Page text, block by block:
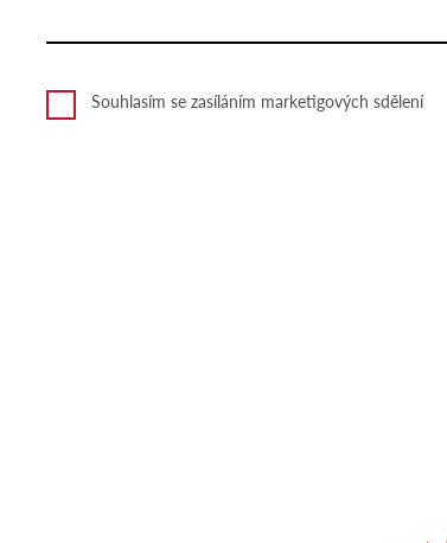
Souhlasím se zasíláním marketigových sdělení